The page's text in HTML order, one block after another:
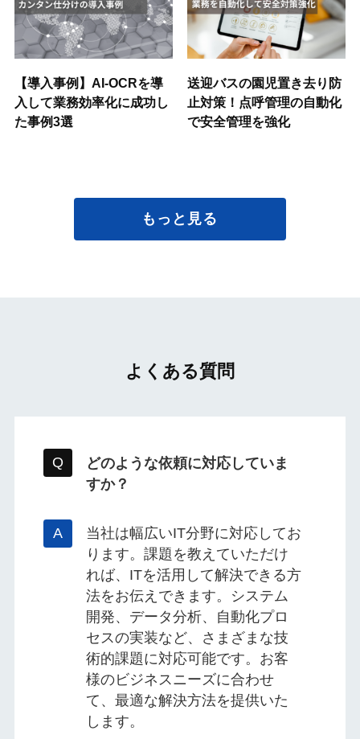
【導入事例】AI-OCRを導
入して業務効率化に成功し
た事例3選
送迎バスの園児置き去り防
止対策！点呼管理の自動化
で安全管理を強化
もっと見る
よくある質問
どのような依頼に対応していま
すか？
当社は幅広いIT分野に対応してお
ります。課題を教えていただけ
れば、ITを活用して解決できる方
法をお伝えできます。システム
開発、データ分析、自動化プロ
セスの実装など、さまざまな技
術的課題に対応可能です。お客
様のビジネスニーズに合わせ
て、最適な解決方法を提供いた
します。